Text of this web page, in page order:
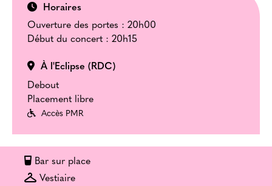
Horaires
Ouverture des portes : 20h00
Début du concert : 20h15
À l'Eclipse (RDC)
Debout
Placement libre
Accès PMR
Bar sur place
Vestiaire